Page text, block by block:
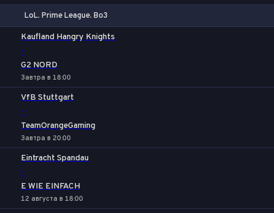
LoL. Prime League. Bo3
Kaufland Hangry Knights
-
G2 NORD
Завтра в 18:00
VfB Stuttgart
-
TeamOrangeGaming
Завтра в 20:00
Eintracht Spandau
-
E WIE EINFACH
12 августа в 18:00